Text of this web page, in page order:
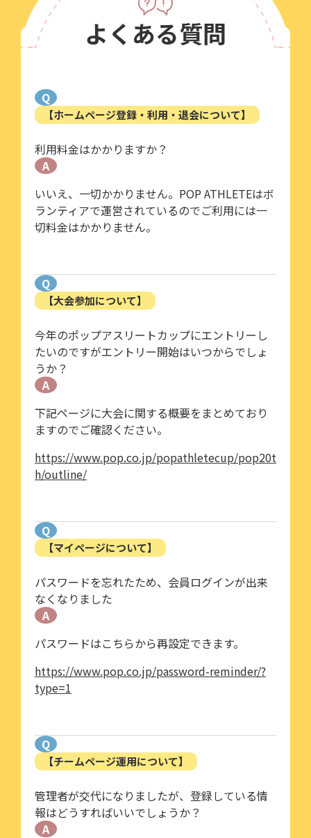
よくある質問
Q
【ホームページ登録・利用・退会について】
利用料金はかかりますか？
A
いいえ、一切かかりません。POP ATHLETEはボ
ランティアで運営されているのでご利用には一
切料金はかかりません。
Q
【大会参加について】
今年のポップアスリートカップにエントリーし
たいのですがエントリー開始はいつからでしょ
うか？
A
下記ページに大会に関する概要をまとめており
ますのでご確認ください。
https://www.pop.co.jp/popathletecup/pop20t
h/outline/
Q
【マイページについて】
パスワードを忘れたため、会員ログインが出来
なくなりました
A
パスワードはこちらから再設定できます。
https://www.pop.co.jp/password-reminder/?
type=1
Q
【チームページ運用について】
管理者が交代になりましたが、登録している情
報はどうすればいいでしょうか？
A